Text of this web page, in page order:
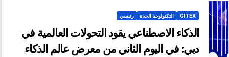
GITEX التكنولوجيا الحياة رئيسي
الذكاء الاصطناعي يقود التحولات العالمية في
دبي: في اليوم الثاني من معرض عالم الذكاء